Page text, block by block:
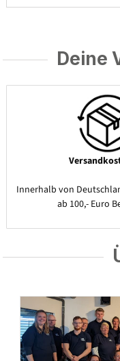
Deine
Innerhalb von
ab 100,- Euro